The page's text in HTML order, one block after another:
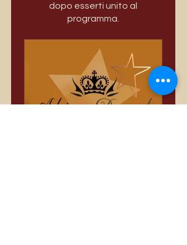
dopo esserti unito al
programma.